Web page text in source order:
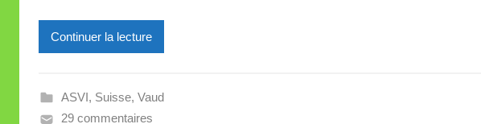
Continuer la lecture
ASVI, Suisse, Vaud
29 commentaires